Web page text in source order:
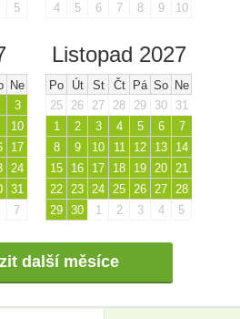
5
4
5 6 7 8 9 10
Ne
3
10
17
24
31
7
Listopad 2027
Po Út St Čt Pá So Ne
25
26 27 28 29 30
31
1
2 3 4 5 6
7
8
9 10 11 12 13
14
15
16 17 18 19 20
21
22
23 24 25 26 27
28
29 30 1 2 3 4 5
další měsíce